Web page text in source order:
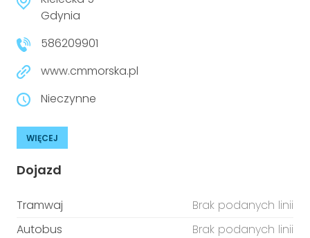
niepełnosprawnościami
Prawo
Prawa osób z niepełnosprawnościami
Aktualności
Urządzenia IoT
Gdynia
586209901
www.cmmorska.pl
Nieczynne
WIĘCEJ
Dojazd
Tramwaj
Brak podanych linii
Autobus
Brak podanych linii